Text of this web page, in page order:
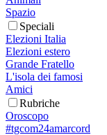
Spazio
Speciali
Elezioni Italia
Elezioni estero
Grande Fratello
L'isola dei famosi
Amici
Rubriche
Oroscopo
#tgcom24amarcord